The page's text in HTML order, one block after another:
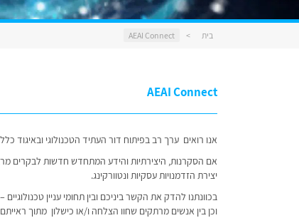
בית >
AEAI Connect
AEAI Connect
אנו רואים ערך רב בפיתוח דור העתיד הטכנולוגי ובאיגוד
אם הסקרנות, היצירתיות והידע המתחדש חדשות לבקרים
יצירת הזדמנויות עסקיות ונטוורקינג.
בכוונתנו להדק את הקשר ביניכם ובין תחומי עניין
וכן בין אנשים מרתקים שחוו הצלחה ו/או כישלון מתוך ראייתם